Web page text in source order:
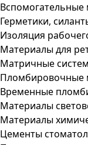
Вспомогательные
Герметики,
Изоляция
Материалы для
Матричные
Пломбировочные
Временные
Материалы
Материалы
Цементы